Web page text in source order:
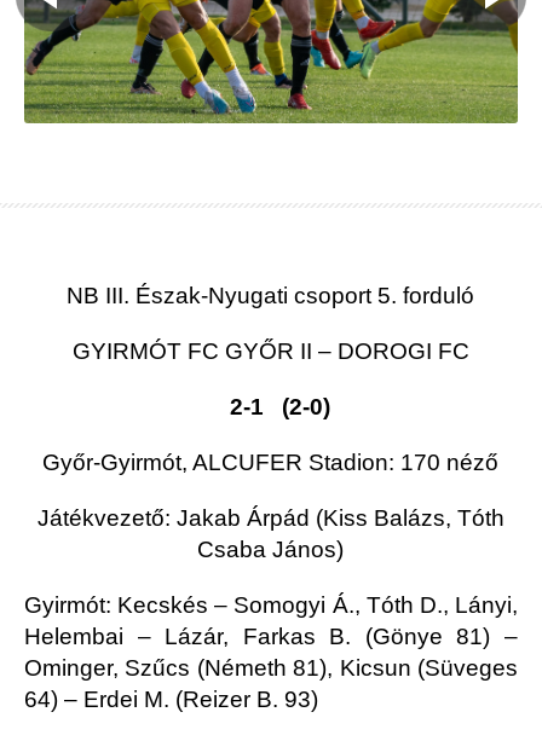
NB III. Észak-Nyugati csoport 5. forduló
GYIRMÓT FC GYŐR II – DOROGI FC
2-1 (2-0)
Győr-Gyirmót, ALCUFER Stadion: 170 néző
Játékvezető: Jakab Árpád (Kiss Balázs, Tóth
Csaba János)
Gyirmót: Kecskés – Somogyi Á., Tóth D., Lányi,
Helembai – Lázár, Farkas B. (Gönye 81) –
Ominger, Szűcs (Németh 81), Kicsun (Süveges
64) – Erdei M. (Reizer B. 93)